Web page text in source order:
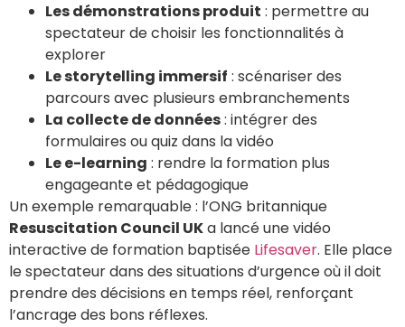
Les démonstrations produit : permettre au
spectateur de choisir les fonctionnalités à
explorer
Le storytelling immersif : scénariser des
parcours avec plusieurs embranchements
La collecte de données: intégrer des
formulaires ou quiz dans la vidéo
Le e-learning : rendre la formation plus
engageante et pédagogique
Un exemple remarquable : l’ONG britannique
Resuscitation Council UKa lancé une vidéo
interactive de formation baptisée Lifesaver. Elle place
le spectateur dans des situations d’urgence où il doit
prendre des décisions en temps réel, renforçant
l’ancrage des bons réflexes.